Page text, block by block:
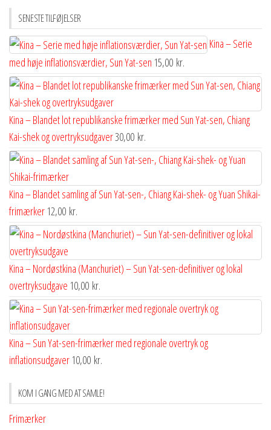
SENESTE TILFØJELSER
Kina – Serie
med høje inflationsværdier, Sun Yat-sen 15,00 kr.
Kina – Blandet lot republikanske frimærker med Sun Yat-sen, Chiang
Kai-shek og overtryksudgaver30,00 kr.
Kina – Blandet samling af Sun Yat-sen-, Chiang Kai-shek- og Yuan Shikai-
frimærker 12,00 kr.
Kina – Nordøstkina (Manchuriet) – Sun Yat-sen-definitiver og lokal
overtryksudgave 10,00 kr.
Kina – Sun Yat-sen-frimærker med regionale overtryk og
inflationsudgaver 10,00 kr.
KOM I GANG MED AT SAMLE!
Frimærker